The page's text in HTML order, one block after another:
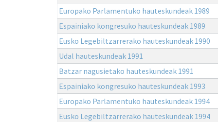
Europako Parlamentuko hauteskundeak 1989
Espainiako kongresuko hauteskundeak 1989
Eusko Legebiltzarrerako hauteskundeak 1990
Udal hauteskundeak 1991
Batzar nagusietako hauteskundeak 1991
Espainiako kongresuko hauteskundeak 1993
Europako Parlamentuko hauteskundeak 1994
Eusko Legebiltzarrerako hauteskundeak 1994